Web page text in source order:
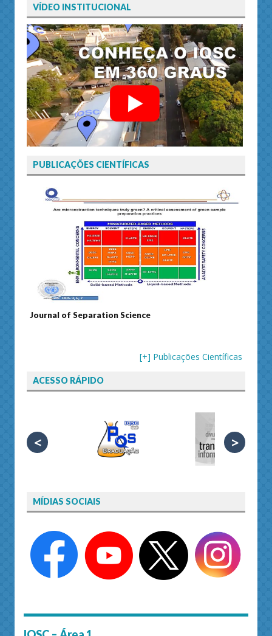
VÍDEO INSTITUCIONAL
PUBLICAÇÕES CIENTÍFICAS
Journal of Separation Science
[+] Publicações Científicas
ACESSO RÁPIDO
< >
MÍDIAS SOCIAIS